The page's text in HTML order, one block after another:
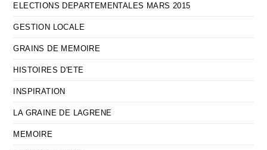
ELECTIONS DEPARTEMENTALES MARS 2015
GESTION LOCALE
GRAINS DE MEMOIRE
HISTOIRES D'ETE
INSPIRATION
LA GRAINE DE LAGRENE
MEMOIRE